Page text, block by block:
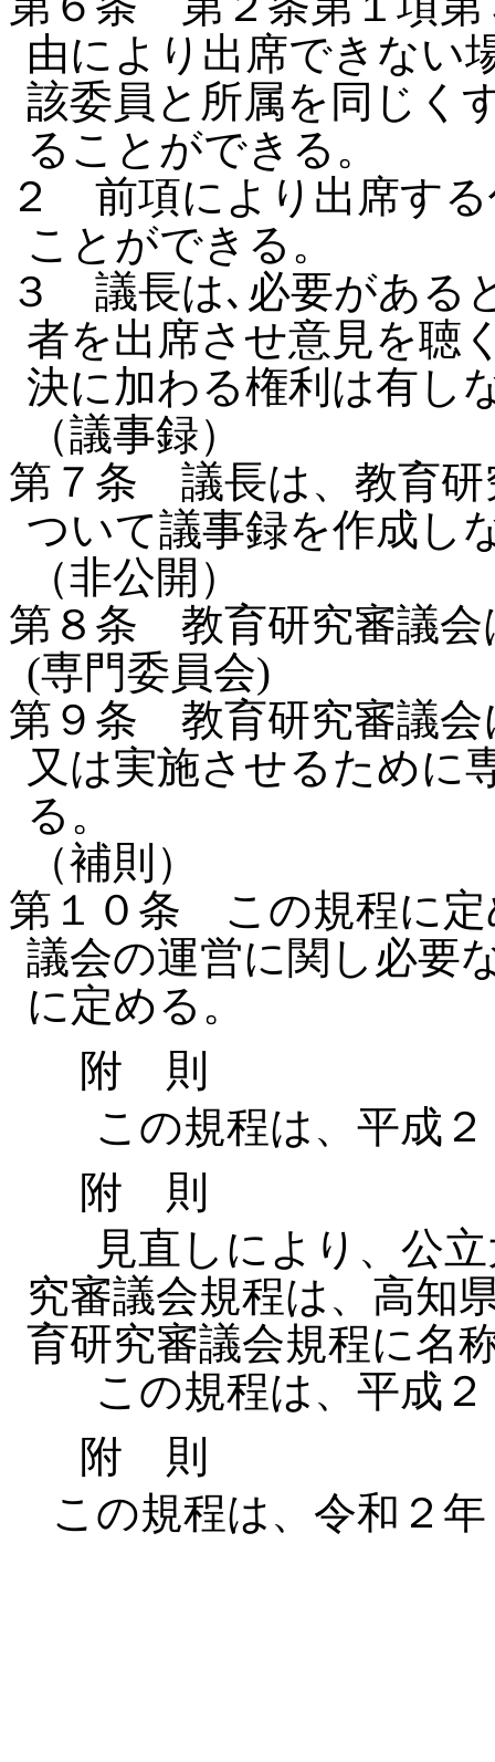
由により出席できない
該委員と所属を同じく
ることができる。
２ 前項により出席す
ことができる。
３ 議長は､必要がある
者を出席させ意見を聴
決に加わる権利は有し
（議事録）
第７条 議長は、教育研
ついて議事録を作成し
（非公開）
第８条 教育研究審議会
(専門委員会)
第９条 教育研究審議会
又は実施させるために
る。
（補則）
第１０条 この規程に定
議会の運営に関し必要
に定める。
附 則
この規程は、平成２
附 則
見直しにより、公立
究審議会規程は、高知
育研究審議会規程に名
この規程は、平成２
附 則
この規程は、令和２